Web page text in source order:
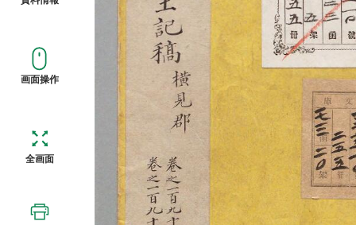
画面操作
全画面